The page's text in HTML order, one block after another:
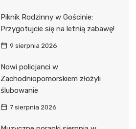
Piknik Rodzinny w Gościnie:
Przygotujcie się na letnią zabawę!
9 sierpnia 2026
Nowi policjanci w
Zachodniopomorskiem złożyli
ślubowanie
7 sierpnia 2026